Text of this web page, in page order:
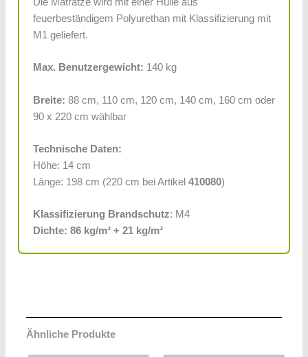
feuerbeständigem Polyurethan mit Klassifizierung mit
M1 geliefert.
Max. Benutzergewicht: 140 kg
Breite: 88 cm, 110 cm, 120 cm, 140 cm, 160 cm oder
90 x 220 cm wählbar
Technische Daten:
Höhe: 14 cm
Länge: 198 cm (220 cm bei Artikel 410080)
Klassifizierung Brandschutz: M4
Dichte: 86 kg/m³ + 21 kg/m³
Ähnliche Produkte